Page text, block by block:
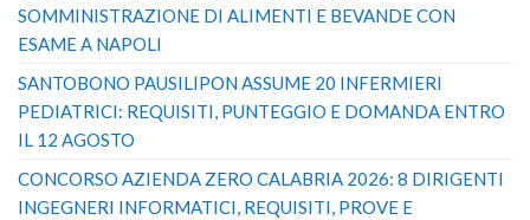
SOMMINISTRAZIONE DI ALIMENTI E BEVANDE CON
ESAME A NAPOLI
SANTOBONO PAUSILIPON ASSUME 20 INFERMIERI
PEDIATRICI: REQUISITI, PUNTEGGIO E DOMANDA ENTRO
IL 12 AGOSTO
CONCORSO AZIENDA ZERO CALABRIA 2026: 8 DIRIGENTI
INGEGNERI INFORMATICI, REQUISITI, PROVE E